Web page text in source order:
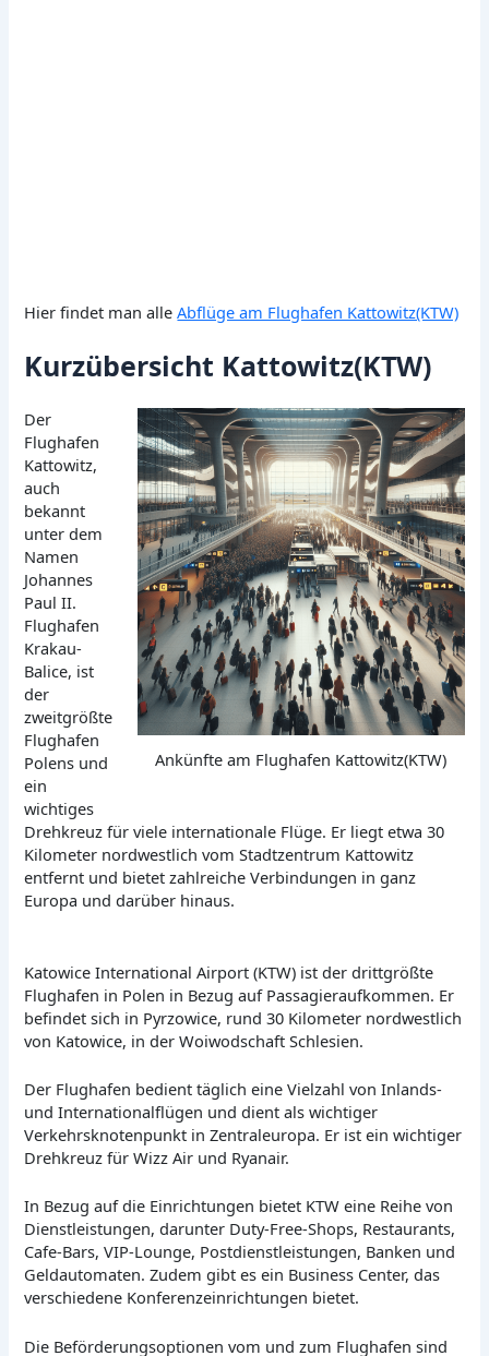
Hier findet man alleAbflüge am Flughafen Kattowitz(KTW)
Kurzübersicht Kattowitz(KTW)
Ankünfte am Flughafen Kattowitz(KTW)
Der
Flughafen
Kattowitz,
auch
bekannt
unter dem
Namen
Johannes
Paul II.
Flughafen
Krakau-
Balice, ist
der
zweitgrößte
Flughafen
Polens und
ein
wichtiges
Drehkreuz für viele internationale Flüge. Er liegt etwa 30
Kilometer nordwestlich vom Stadtzentrum Kattowitz
entfernt und bietet zahlreiche Verbindungen in ganz
Europa und darüber hinaus.
Katowice International Airport (KTW) ist der drittgrößte
Flughafen in Polen in Bezug auf Passagieraufkommen. Er
befindet sich in Pyrzowice, rund 30 Kilometer nordwestlich
von Katowice, in der Woiwodschaft Schlesien.
Der Flughafen bedient täglich eine Vielzahl von Inlands-
und Internationalflügen und dient als wichtiger
Verkehrsknotenpunkt in Zentraleuropa. Er ist ein wichtiger
Drehkreuz für Wizz Air und Ryanair.
In Bezug auf die Einrichtungen bietet KTW eine Reihe von
Dienstleistungen, darunter Duty-Free-Shops, Restaurants,
Cafe-Bars, VIP-Lounge, Postdienstleistungen, Banken und
Geldautomaten. Zudem gibt es ein Business Center, das
verschiedene Konferenzeinrichtungen bietet.
Die Beförderungsoptionen vom und zum Flughafen sind